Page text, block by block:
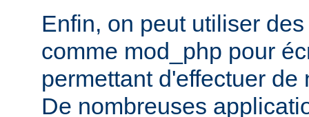
Enfin, on peut utiliser
comme mod_php pour
permettant d'effectuer
De nombreuses